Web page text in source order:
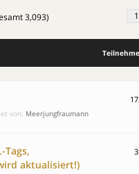
3,093) 1
von: Meerjungfraumann
Tags,
aktualisiert!)